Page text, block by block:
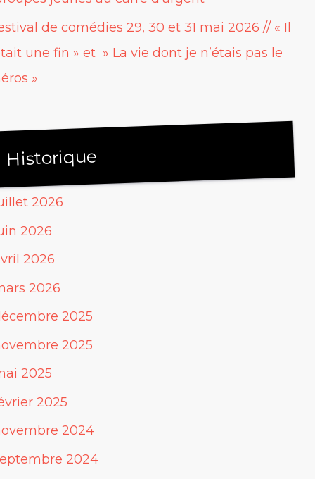
de comédies 29, 30 et 31 mai 2026 // « Il
une fin » et » La vie dont je n’étais pas le
»
Historique
2026
2026
2026
2026
2025
2025
2025
2025
2024
2024